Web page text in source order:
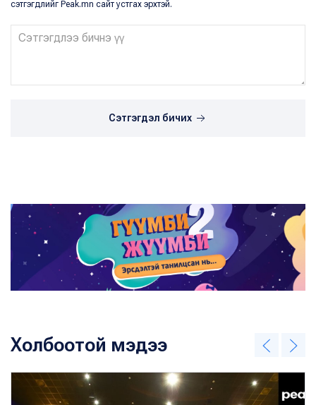
сэтгэгдлийг Peak.mn сайт устгах эрхтэй.
Сэтгэгдэл бичих
Холбоотой мэдээ